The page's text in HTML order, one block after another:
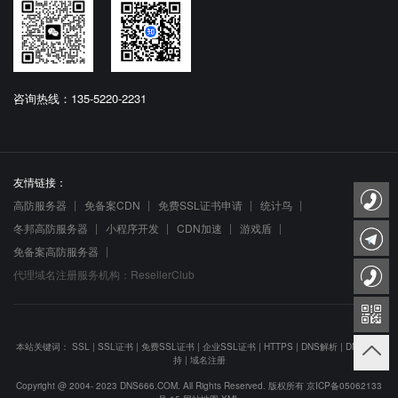
咨询热线：135-5220-2231
友情链接：
高防服务器
免备案CDN 免费SSL证书申请
统计鸟
冬邦高防服务器
小程序开发 CDN加速
游戏盾
免备案高防服务器
代理域名注册服务机构：ResellerClub
本站关键词： SSL | SSL证书 | 免费SSL证书 | 企业SSL证书 | HTTPS | DNS解析 | DNS防劫
持| 域名注册
Copyright @ 2004- 2023 DNS666.COM. All Rights Reserved. 版权所有 京ICP备05062133